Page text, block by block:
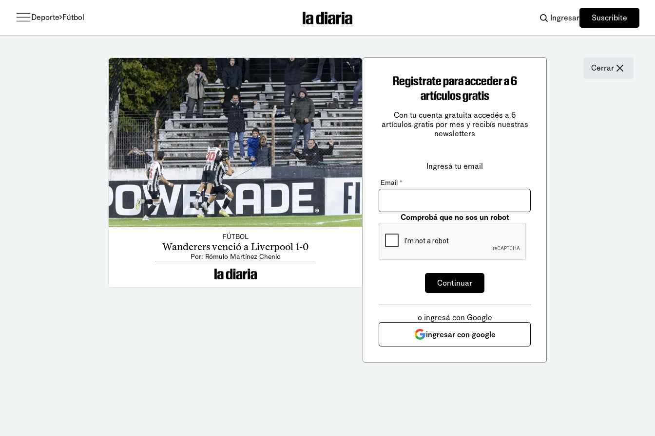
Deporte Fútbol Ingresar Suscribite
FÚTBOL
Wanderers venció a Liverpool 1-0
Por: Rómulo Martínez Chenlo
Cerrar
Registrate para acceder a 6
artículos gratis
Con tu cuenta gratuita accedés a 6
artículos gratis por mes y recibís nuestras
newsletters
Ingresá tu email
Email *
Comprobá que no sos un robot
o ingresá con Google
ingresar con google